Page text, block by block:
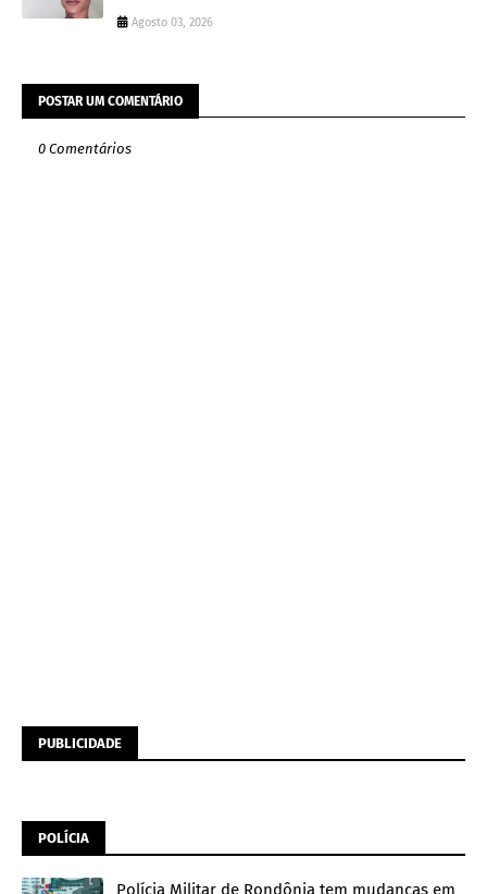
Agosto 03, 2026
POSTAR UM COMENTÁRIO
0 Comentários
PUBLICIDADE
POLÍCIA
Polícia Militar de Rondônia tem mudanças em